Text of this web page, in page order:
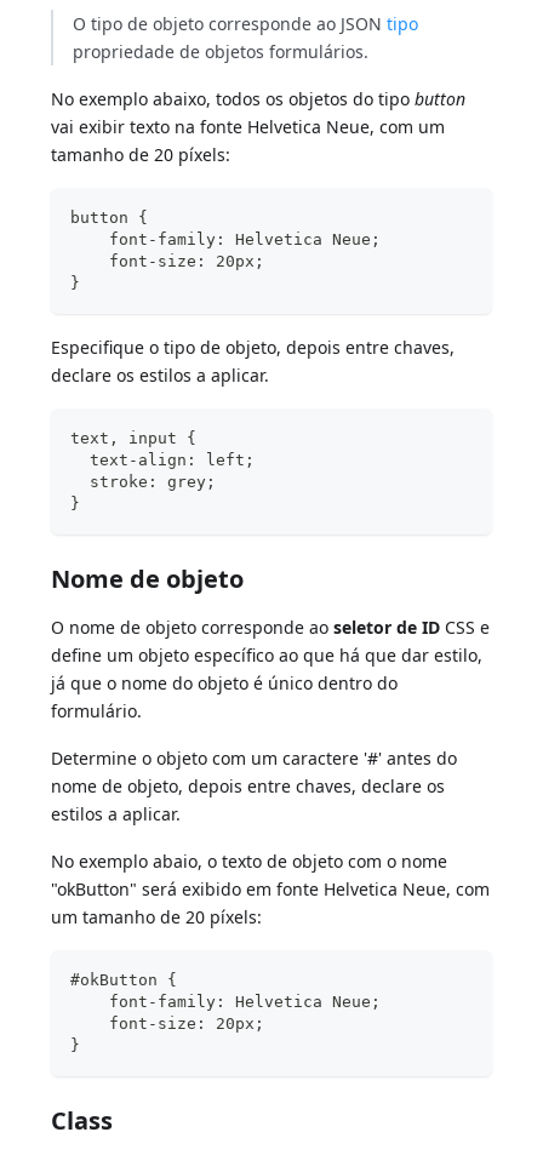
O tipo de objeto corresponde ao JSONtipo
propriedade de objetos formulários.
No exemplo abaixo, todos os objetos do tipobutton
vai exibir texto na fonte Helvetica Neue, com um
tamanho de 20 píxels:
button {
    font-family: Helvetica Neue;
    font-size: 20px;
}
Especifique o tipo de objeto, depois entre chaves,
declare os estilos a aplicar.
text, input {
  text-align: left;
  stroke: grey;
}
Nome de objeto
O nome de objeto corresponde aoseletor de ID CSS e
define um objeto específico ao que há que dar estilo,
já que o nome do objeto é único dentro do
formulário.
Determine o objeto com um caractere '#' antes do
nome de objeto, depois entre chaves, declare os
estilos a aplicar.
No exemplo abaio, o texto de objeto com o nome
"okButton" será exibido em fonte Helvetica Neue, com
um tamanho de 20 píxels:
#okButton {
    font-family: Helvetica Neue;
    font-size: 20px;
}
Class